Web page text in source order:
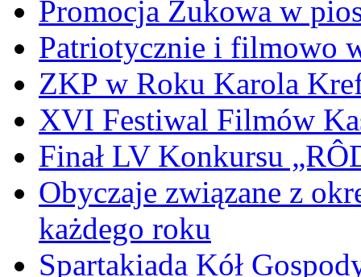
Promocja Żukowa w
Patriotycznie i filmowo
ZKP w Roku Karola
XVI Festiwal Filmów
Finał LV Konkursu
Obyczaje związane z
każdego roku
Spartakiada Kół